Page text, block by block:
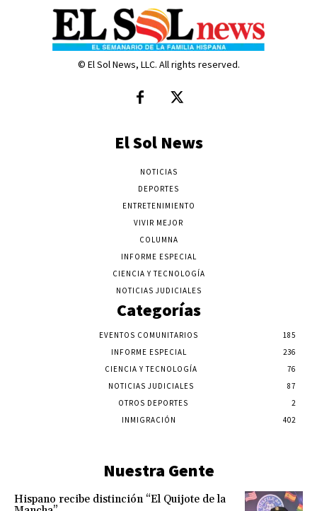
© El Sol News, LLC. All rights reserved.
El Sol News
NOTICIAS
DEPORTES
ENTRETENIMIENTO
VIVIR MEJOR
COLUMNA
INFORME ESPECIAL
CIENCIA Y TECNOLOGÍA
NOTICIAS JUDICIALES
Categorías
EVENTOS COMUNITARIOS
185
INFORME ESPECIAL
236
CIENCIA Y TECNOLOGÍA
76
NOTICIAS JUDICIALES
87
OTROS DEPORTES
2
INMIGRACIÓN
402
Nuestra Gente
Hispano recibe distinción “El Quijote de la